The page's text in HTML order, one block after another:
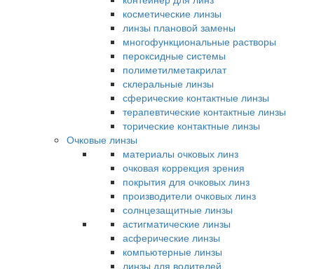
косметические линзы
линзы плановой замены
многофункциональные растворы
пероксидные системы
полиметилметакрилат
склеральные линзы
сферические контактные линзы
терапевтические контактные линзы
торические контактные линзы
Очковые линзы
материалы очковых линз
очковая коррекция зрения
покрытия для очковых линз
производители очковых линз
солнцезащитные линзы
астигматические линзы
асферические линзы
компьютерные линзы
линзы для водителей